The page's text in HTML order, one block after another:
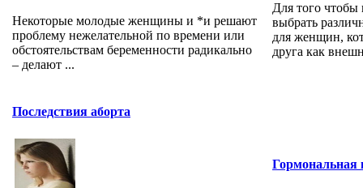
Некоторые молодые женщины и *и решают
проблему нежелательной по времени или
обстоятельствам беременности радикально
– делают ...
Последствия аборта
Для того чтобы
выбрать
для женщин,
друга как
Гормональная